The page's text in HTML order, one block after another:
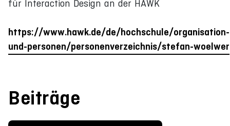
für Interaction Design an der HAWK
https://www.hawk.de/de/hochschule/organisation-
und-personen/personenverzeichnis/stefan-woelwer
Beiträge